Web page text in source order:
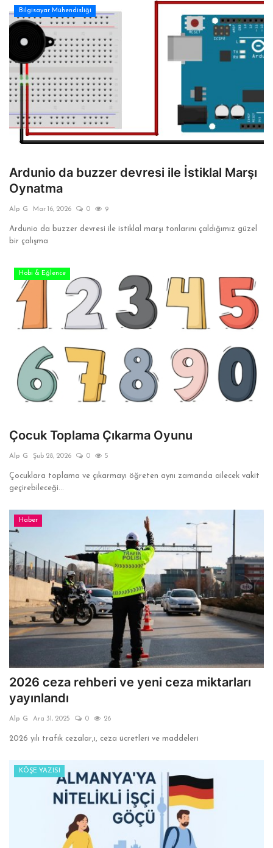
Bilgisayar Mühendisliği
Ardunio da buzzer devresi ile İstiklal Marşı
Oynatma
Alp G Mar 16, 2026 0 9
Ardunio da buzzer devresi ile istiklal marşı tonlarını çaldığımız güzel
bir çalışma
Hobi & Eğlence
Çocuk Toplama Çıkarma Oyunu
Alp G Şub 28, 2026 0 5
Çocuklara toplama ve çıkarmayı öğreten aynı zamanda ailecek vakit
geçirebileceği...
Haber
2026 ceza rehberi ve yeni ceza miktarları
yayınlandı
Alp G Ara 31, 2025 0 26
2026 yılı trafik cezalar,ı, ceza ücretleri ve maddeleri
KÖŞE YAZISI